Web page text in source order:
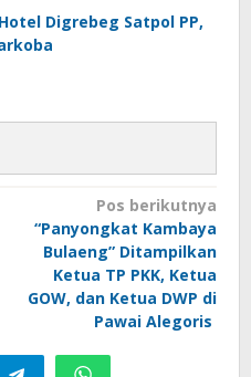
Digrebeg Satpol PP,
Pos berikutnya
“Panyongkat Kambaya
Bulaeng” Ditampilkan
Ketua TP PKK, Ketua
GOW, dan Ketua DWP di
Pawai Alegoris